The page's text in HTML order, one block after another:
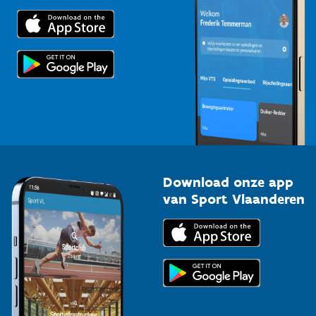
Trainers en begeleiders
Topsporters
Voor de pers
Download onze app
van Sport Vlaanderen